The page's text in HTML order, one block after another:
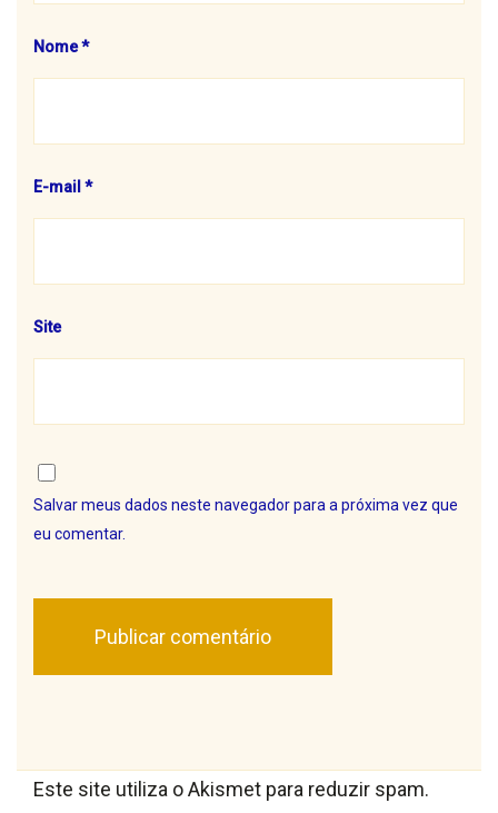
Nome*
E-mail *
Site
Salvar meus dados neste navegador para a próxima vez que
eu comentar.
Este site utiliza o Akismet para reduzir spam.